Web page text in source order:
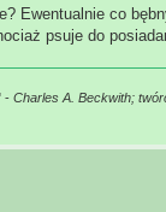
Ewentualnie co
psuje do
- Charles A. Beckwith;